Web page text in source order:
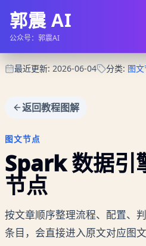
郭震 AI
公众号：郭震AI
最近更新: 2026-06-04 分类: 图
返回教程图解
图文节点
Spark 数据引
节点
按文章顺序整理流程、配置、
条目，会直接进入原文对应图文